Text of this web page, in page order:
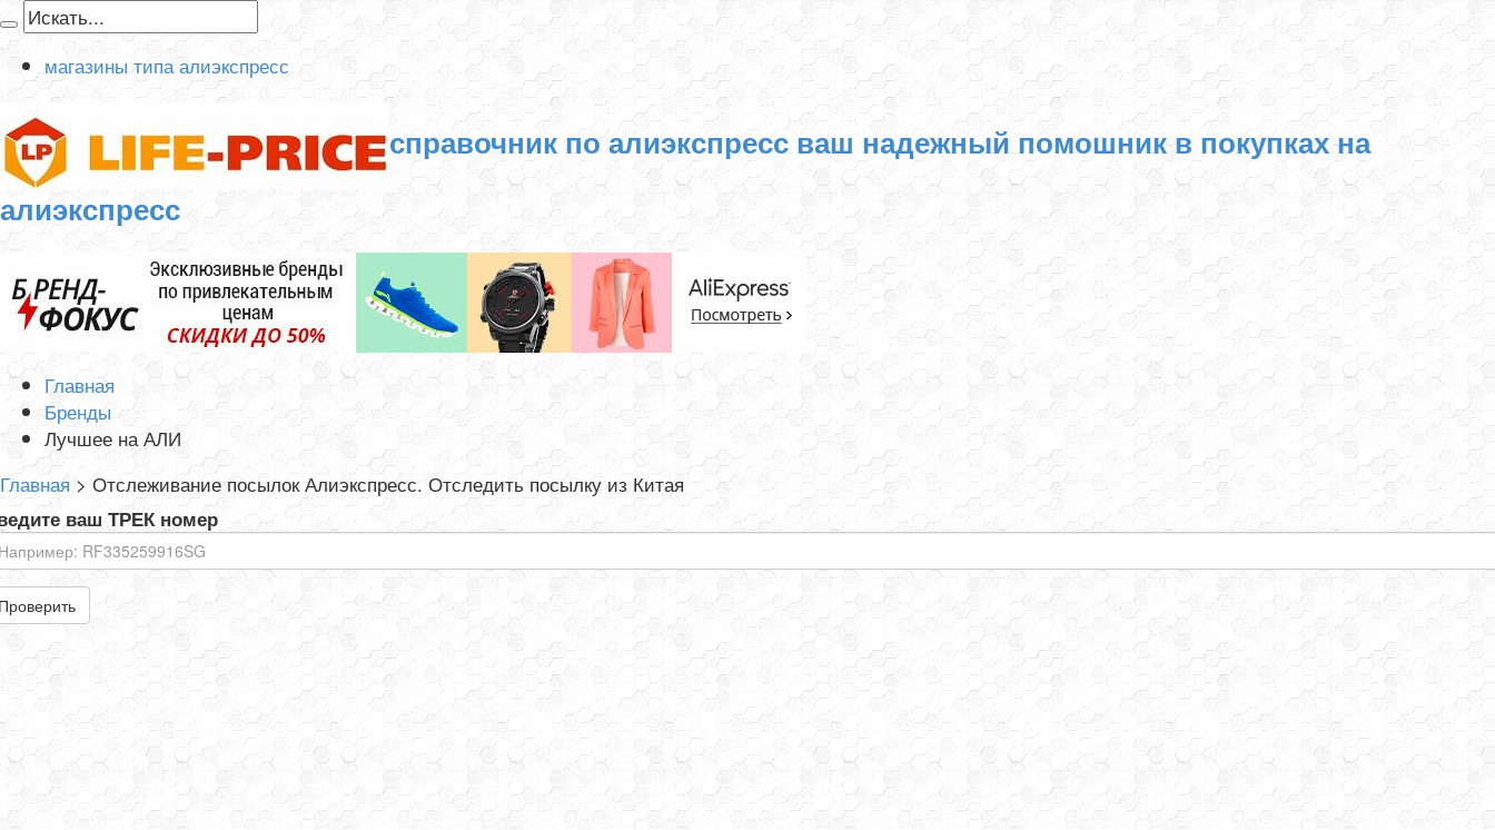
магазины типа алиэкспресс
справочник по алиэкспресс ваш надежный помошник в покупках на
алиэкспресс
Главная
Бренды
Лучшее на АЛИ
Главная > Отслеживание посылок Алиэкспресс. Отследить посылку из Китая
ваш ТРЕК номер